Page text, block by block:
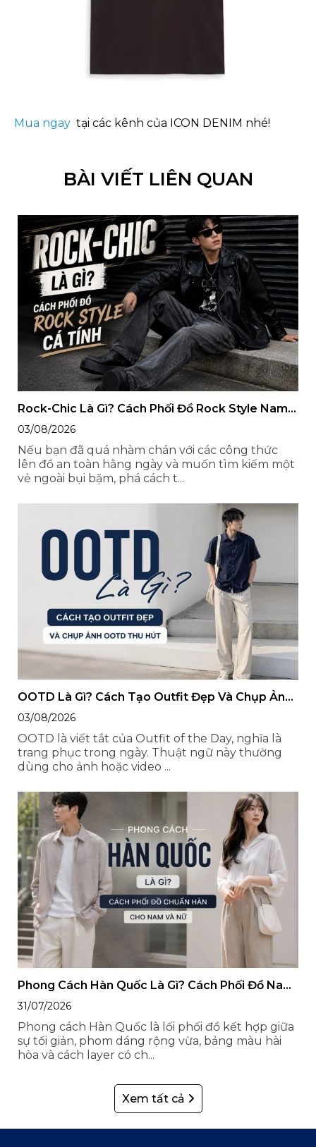
Mua ngay tại các kênh của ICON DENIM nhé!
BÀI VIẾT LIÊN QUAN
Rock-Chic Là Gì? Cách Phối Đồ Rock Style Nam
Chỉn Chu, Cá Tính
03/08/2026
Nếu bạn đã quá nhàm chán với các công thức
lên đồ an toàn hằng ngày và muốn tìm kiếm một
vẻ ngoài bụi bặm, phá cách t...
OOTD Là Gì? Cách Tạo Outfit Đẹp Và Chụp Ảnh
OOTD Thu Hút
03/08/2026
OOTD là viết tắt của Outfit of the Day, nghĩa là
trang phục trong ngày. Thuật ngữ này thường
dùng cho ảnh hoặc video ...
Phong Cách Hàn Quốc Là Gì? Cách Phối Đồ Nam
Nữ Style Hàn Quốc
31/07/2026
Phong cách Hàn Quốc là lối phối đồ kết hợp giữa
sự tối giản, phom dáng rộng vừa, bảng màu hài
hòa và cách layer có ch...
Xem tất cả